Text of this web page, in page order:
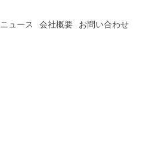
ニュース 会社概要 お問い合わせ